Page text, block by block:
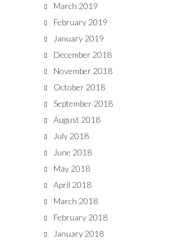
March 2019
February 2019
January 2019
December 2018
November 2018
October 2018
September 2018
August 2018
July 2018
June 2018
May 2018
April 2018
March 2018
February 2018
January 2018